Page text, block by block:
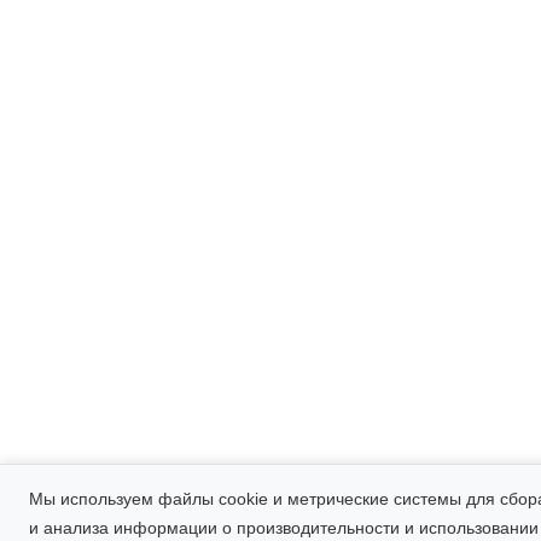
Мы используем файлы cookie и метрические системы для
и анализа информации о производительности и использовании